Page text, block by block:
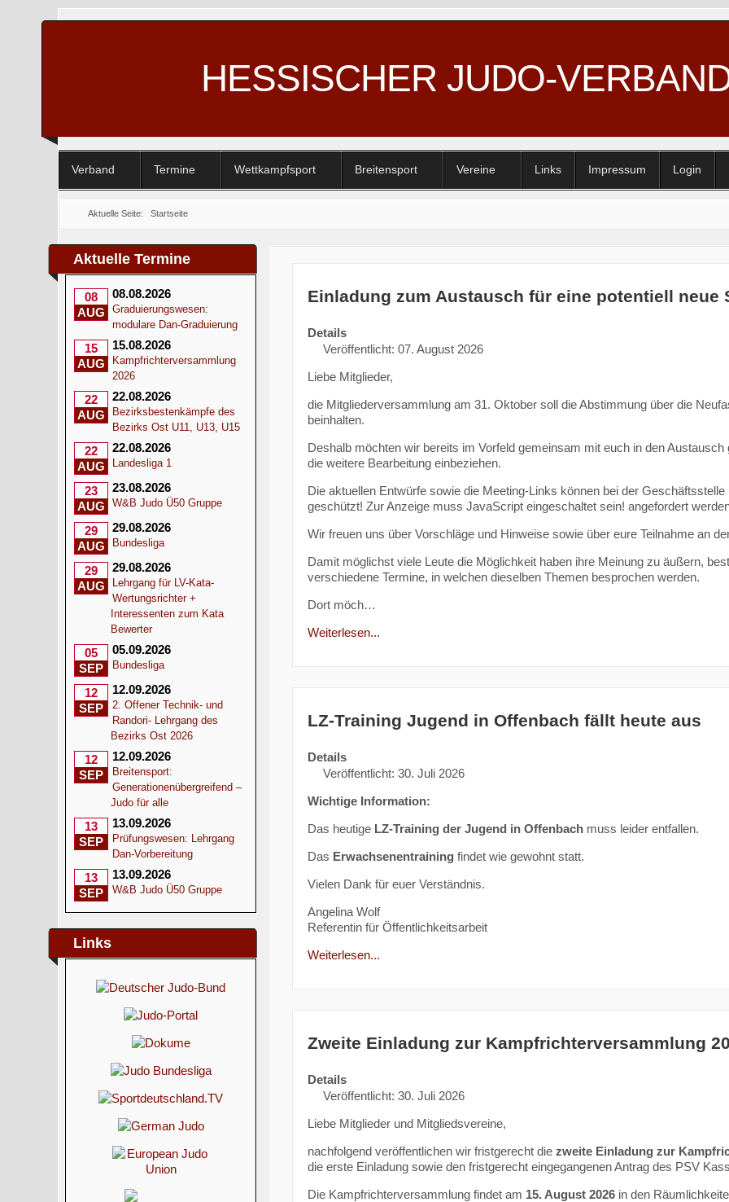
HESSISCHER JUDO-
Verband Termine Wettkampfsport Breitensport Vereine Links Impressum Login
Aktuelle Seite:Startseite
Aktuelle Termine
08
AUG
08.08.2026
Graduierungswesen:
modulare Dan-Graduierung
15
AUG
15.08.2026
Kampfrichterversammlung
2026
22
AUG
22.08.2026
Bezirksbestenkämpfe des
Bezirks Ost U11, U13, U15
22
AUG
22.08.2026
Landesliga 1
23
AUG
23.08.2026
W&B Judo Ü50 Gruppe
29
AUG
29.08.2026
Bundesliga
29
AUG
29.08.2026
Lehrgang für LV-Kata-
Wertungsrichter +
Interessenten zum Kata
Bewerter
05
SEP
05.09.2026
Bundesliga
12
SEP
12.09.2026
2. Offener Technik- und
Randori- Lehrgang des
Bezirks Ost 2026
12
SEP
12.09.2026
Breitensport:
Generationenübergreifend –
Judo für alle
13
SEP
13.09.2026
Prüfungswesen: Lehrgang
Dan-Vorbereitung
13
SEP
13.09.2026
W&B Judo Ü50 Gruppe
Links
Einladung zum Austausch für eine potentiell neue
Details
Veröffentlicht: 07. August 2026
Liebe Mitglieder,
die Mitgliederversammlung am 31. Oktober soll die Abstimmung über die
beinhalten.
Deshalb möchten wir bereits im Vorfeld gemeinsam mit euch in den
die weitere Bearbeitung einbeziehen.
Die aktuellen Entwürfe sowie die Meeting-Links können bei der
geschützt! Zur Anzeige muss JavaScript eingeschaltet sein! angefordert
Wir freuen uns über Vorschläge und Hinweise sowie über eure Teilnahme an
Damit möglichst viele Leute die Möglichkeit haben ihre Meinung zu äußern,
verschiedene Termine, in welchen dieselben Themen besprochen werden.
Dort möch…
Weiterlesen...
LZ-Training Jugend in Offenbach fällt heute aus
Details
Veröffentlicht: 30. Juli 2026
Wichtige Information:
Das heutige LZ-Training der Jugend in Offenbachmuss leider entfallen.
Das Erwachsenentraining findet wie gewohnt statt.
Vielen Dank für euer Verständnis.
Angelina Wolf
Referentin für Öffentlichkeitsarbeit
Weiterlesen...
Zweite Einladung zur Kampfrichterversammlung
Details
Veröffentlicht: 30. Juli 2026
Liebe Mitglieder und Mitgliedsvereine,
nachfolgend veröffentlichen wir fristgerecht die zweite Einladung zur
die erste Einladung sowie den fristgerecht eingegangenen Antrag des PSV
Die Kampfrichterversammlung findet am 15. August 2026in den